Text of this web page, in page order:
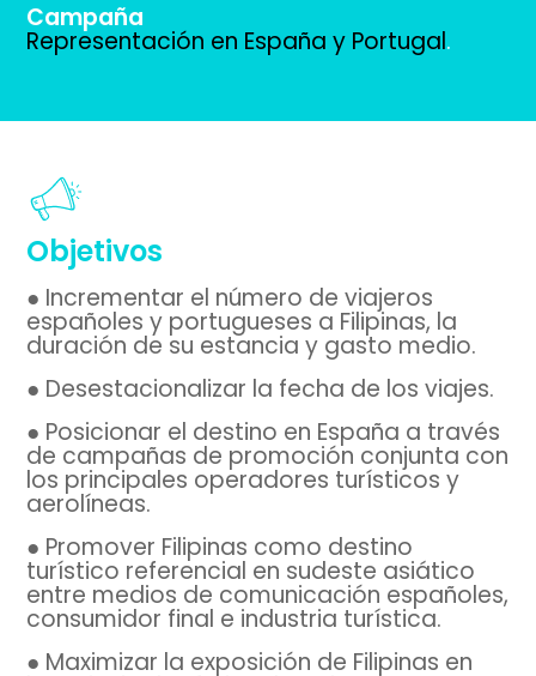
Campaña
Representación en España y Portugal.
Objetivos
● Incrementar el número de viajeros
españoles y portugueses a Filipinas, la
duración de su estancia y gasto medio.
● Desestacionalizar la fecha de los viajes.
● Posicionar el destino en España a través
de campañas de promoción conjunta con
los principales operadores turísticos y
aerolíneas.
● Promover Filipinas como destino
turístico referencial en sudeste asiático
entre medios de comunicación españoles,
consumidor final e industria turística.
● Maximizar la exposición de Filipinas en